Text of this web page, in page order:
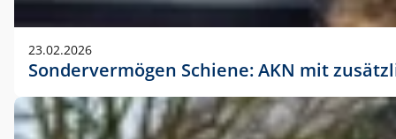
23.02.2026
Sondervermögen Schiene: AKN mit